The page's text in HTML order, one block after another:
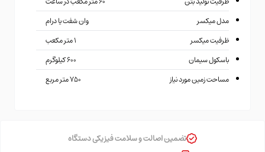
مدل میکسر
وان شفت یا درام
ظرفیت میکسر
۱ متر مکعب
باسکول سیمان
۶۰۰ کیلوگرم
مساحت زمین مورد نیاز
۷۵۰ متر مربع
تضمین اصالت و سلامت فیزیکی دستگاه